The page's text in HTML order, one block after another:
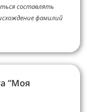
составлять
фамилий
“Моя